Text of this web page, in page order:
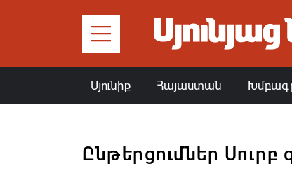
Սյունիք Հայաստան
Ընթերցումներ Սուրբ